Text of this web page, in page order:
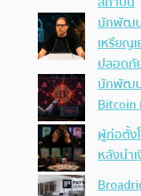
นักพัฒน
เหรียญ
ปลอดภั
นักพัฒน
Bitcoin
ผู้ก่อตั้ง
หลังนำ